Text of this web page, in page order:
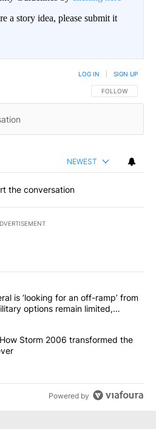
a story idea, please submit it
FOLLOW THIS
FOLLOW
LOG IN SIGN UP
NEWEST
the conversation
most commented articles in the last
top general is ‘looking for an
is ‘looking for an off-ramp’ from
options remain limited,
Legacy: How Storm 2006
Storm 2006 transformed the
Powered by